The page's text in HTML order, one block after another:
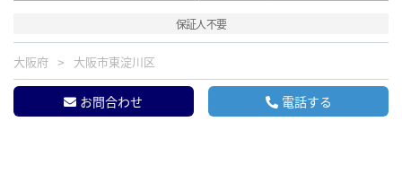
保証人不要
大阪府 大阪市東淀川区
お問合わせ 電話する